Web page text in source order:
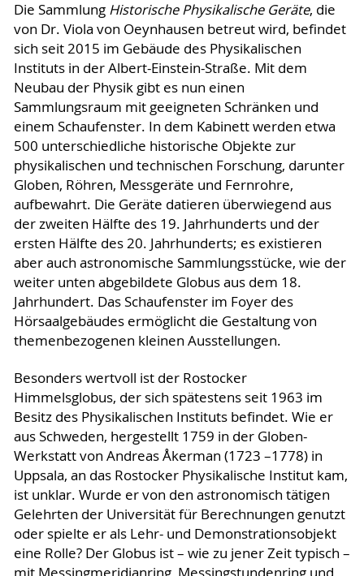
Die Sammlung Historische Physikalische Geräte, die
von Dr. Viola von Oeynhausen betreut wird, befindet
sich seit 2015 im Gebäude des Physikalischen
Instituts in der Albert-Einstein-Straße. Mit dem
Neubau der Physik gibt es nun einen
Sammlungsraum mit geeigneten Schränken und
einem Schaufenster. In dem Kabinett werden etwa
500 unterschiedliche historische Objekte zur
physikalischen und technischen Forschung, darunter
Globen, Röhren, Messgeräte und Fernrohre,
aufbewahrt. Die Geräte datieren überwiegend aus
der zweiten Hälfte des 19. Jahrhunderts und der
ersten Hälfte des 20. Jahrhunderts; es existieren
aber auch astronomische Sammlungsstücke, wie der
weiter unten abgebildete Globus aus dem 18.
Jahrhundert. Das Schaufenster im Foyer des
Hörsaalgebäudes ermöglicht die Gestaltung von
themenbezogenen kleinen Ausstellungen.
Besonders wertvoll ist der Rostocker
Himmelsglobus, der sich spätestens seit 1963 im
Besitz des Physikalischen Instituts befindet. Wie er
aus Schweden, hergestellt 1759 in der Globen-
Werkstatt von Andreas Åkerman (1723 –1778) in
Uppsala, an das Rostocker Physikalische Institut kam,
ist unklar. Wurde er von den astronomisch tätigen
Gelehrten der Universität für Berechnungen genutzt
oder spielte er als Lehr- und Demonstrationsobjekt
eine Rolle? Der Globus ist – wie zu jener Zeit typisch –